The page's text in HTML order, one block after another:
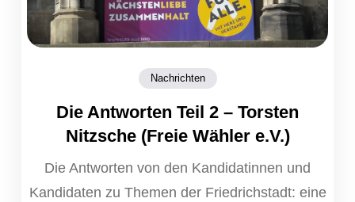
Nachrichten
Die Antworten Teil 2 – Torsten
Nitzsche (Freie Wähler e.V.)
Die Antworten von den Kandidatinnen und
Kandidaten zu Themen der Friedrichstadt: eine